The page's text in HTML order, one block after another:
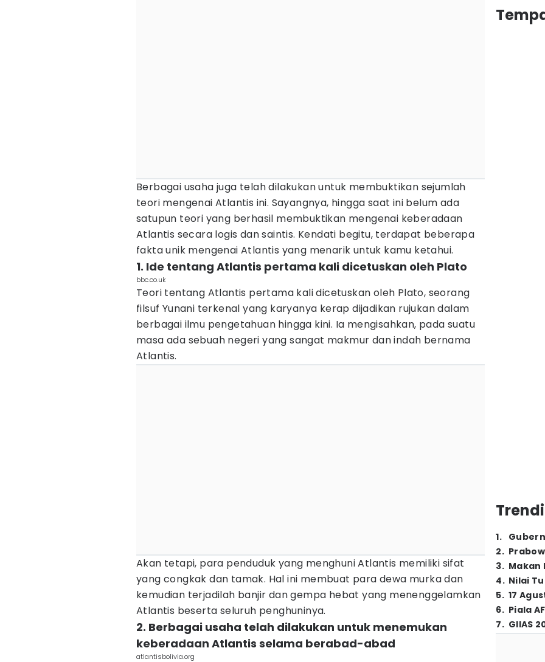
Berbagai usaha juga telah dilakukan untuk membuktikan sejumlah
teori mengenai Atlantis ini. Sayangnya, hingga saat ini belum ada
satupun teori yang berhasil membuktikan mengenai keberadaan
Atlantis secara logis dan saintis. Kendati begitu, terdapat beberapa
faktaunik mengenai Atlantis yang menarik untuk kamu ketahui.
1. Ide tentang Atlantis pertama kali dicetuskan oleh Plato
bbc.co.uk
Teori tentang Atlantis pertama kali dicetuskan oleh Plato, seorang
filsuf Yunani terkenal yang karyanya kerap dijadikan rujukan dalam
berbagai ilmu pengetahuan hingga kini. Ia mengisahkan, pada suatu
masa ada sebuah negeri yang sangat makmur dan indah bernama
Atlantis.
Akan tetapi, para penduduk yang menghuni Atlantis memiliki sifat
yang congkak dan tamak. Hal ini membuat para dewa murka dan
kemudian terjadilah banjir dan gempa hebat yang menenggelamkan
Atlantis beserta seluruh penghuninya.
2. Berbagai usaha telah dilakukan untuk menemukan
keberadaan Atlantis selama berabad-abad
atlantisbolivia.org
1.
2.
3. Makan
4. Nilai
5. 17
6. Piala
7. GIIAS